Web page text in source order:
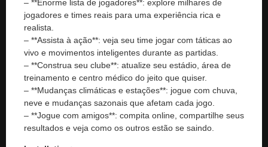
– **Enorme lista de jogadores**: explore milhares de
jogadores e times reais para uma experiência rica e
realista.
– **Assista à ação**: veja seu time jogar com táticas ao
vivo e movimentos inteligentes durante as partidas.
– **Construa seu clube**: atualize seu estádio, área de
treinamento e centro médico do jeito que quiser.
– **Mudanças climáticas e estações**: jogue com chuva,
neve e mudanças sazonais que afetam cada jogo.
– **Jogue com amigos**: compita online, compartilhe seus
resultados e veja como os outros estão se saindo.